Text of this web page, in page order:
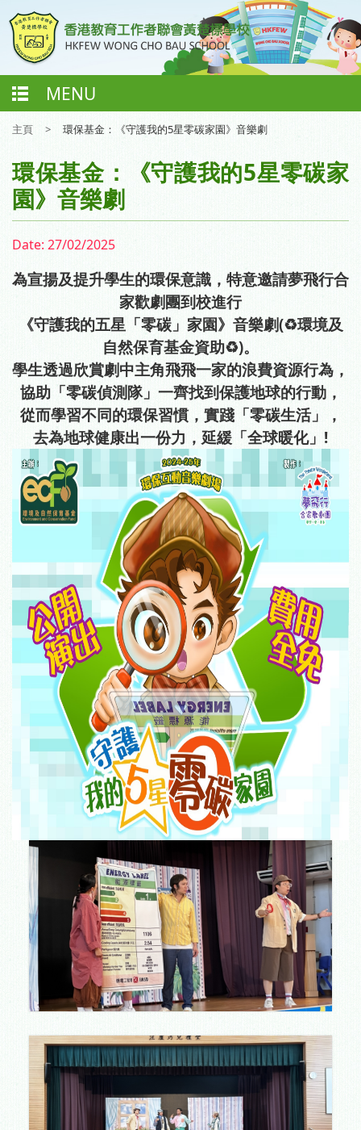
MENU
主頁 > 環保基金：《守護我的5星零碳家園》音樂劇
環保基金：《守護我的5星零碳家
園》音樂劇
Date: 27/02/2025
為宣揚及提升學生的環保意識，特意邀請夢飛行合
家歡劇團到校進行
《守護我的五星「零碳」家園》 音樂劇(♻️環境及
自然保育基金資助♻️)。
學生透過欣賞劇中主角飛飛一家的浪費資源行為，
協助「零碳偵測隊」一齊找到保護地球的行動，
從而學習不同的環保習慣， 實踐「零碳生活」，
去為地球健康出一份力，延緩「全球暖化」!